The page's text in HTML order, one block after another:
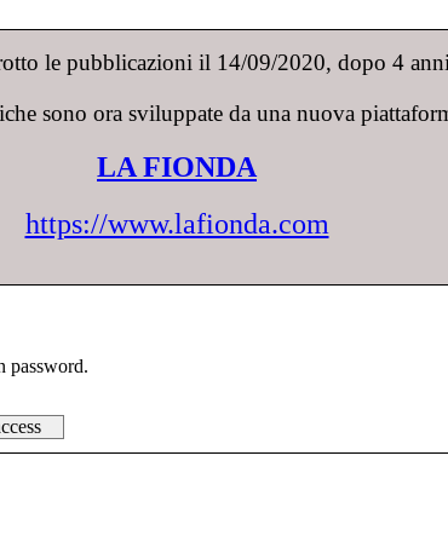
le pubblicazioni il 14/09/2020, dopo 4
sono ora sviluppate da una nuova
LA FIONDA
https://www.lafionda.com
password.